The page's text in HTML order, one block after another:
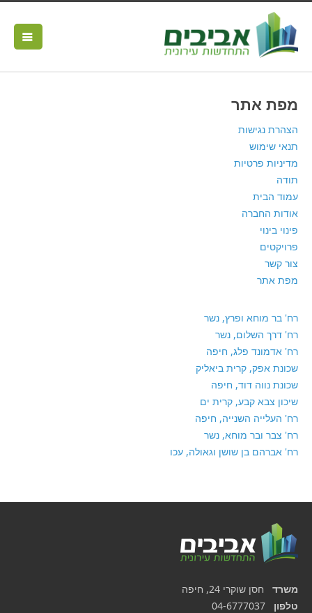
מפת אתר
הצהרת נגישות
תנאי שימוש
מדיניות פרטיות
תודה
עמוד הבית
אודות החברה
פינוי בינוי
פרויקטים
צור קשר
מפת אתר
רח' בר מוחא ופרץ, נשר
רח' דרך השלום, נשר
רח' אדמונד פלג, חיפה
שכונת אפק, קרית ביאליק
שכונת נווה דוד, חיפה
שיכון צבא קבע, קרית ים
רח' העלייה השנייה, חיפה
רח' צבר ובר מוחא, נשר
רח' אברהם בן שושן וגאולה, עכו
משרד
חסן שוקרי 24, חיפה
טלפון